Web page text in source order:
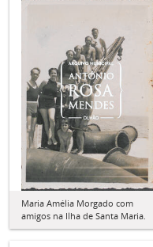
Maria Amélia Morgado com
amigos na Ilha de Santa Maria.